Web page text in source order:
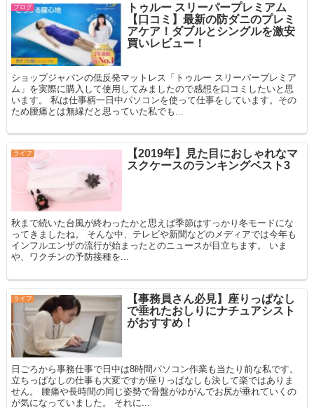
ブログ
トゥルー スリーパープレミアム
【口コミ】最新の防ダニのプレミ
アケア！ダブルとシングルを激安
買いレビュー！
ショップジャパンの低反発マットレス「トゥルー スリーパープレミア
ム」を実際に購入して使用してみましたので感想を口コミしたいと思
います。 私は仕事柄一日中パソコンを使って仕事をしています。その
ため腰痛とは無縁だと思っていた私でも...
ライフ
【2019年】見た目におしゃれなマ
スクケースのランキングベスト3
秋まで続いた台風が終わったかと思えば季節はすっかり冬モードにな
ってきましたね。 そんな中、テレビや新聞などのメディアでは今年も
インフルエンザの流行が始まったとのニュースが目立ちます。 いま
や、ワクチンの予防接種を...
ライフ
【事務員さん必見】座りっぱなし
で垂れたおしりにナチュアシスト
がおすすめ！
日ごろから事務仕事で日中は8時間パソコン作業も当たり前な私です。
立ちっぱなしの仕事も大変ですが座りっぱなしも決して楽ではありま
せん。 腰痛や長時間の同じ姿勢で骨盤がゆがんでお尻が垂れていくの
が気になっていました。 それに...